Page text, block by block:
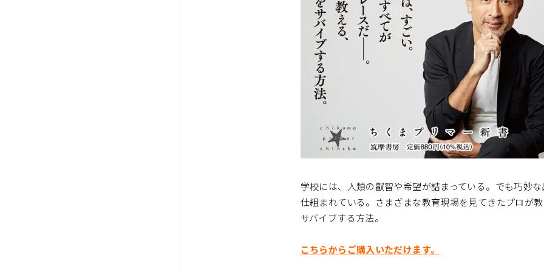
学校には、人類の叡智や希望が詰まっている。でも巧妙
仕組まれている。さまざまな教育現場を見てきたプロが
サバイブする方法。
こちらからご購入いただけます。